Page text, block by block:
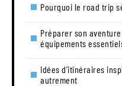
Pourquoi le road trip
Préparer son
équipements
Idées d’itinéraires
autrement